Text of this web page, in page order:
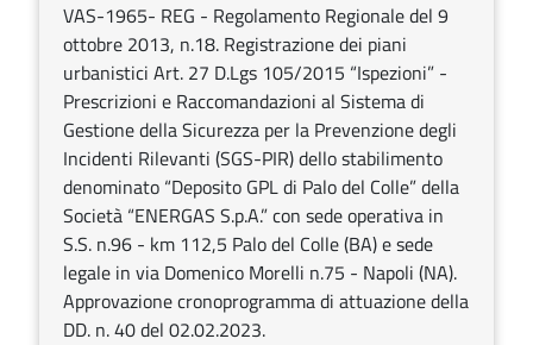
VAS-1965- REG - Regolamento Regionale del 9
ottobre 2013, n.18. Registrazione dei piani
urbanistici Art. 27 D.Lgs 105/2015 “Ispezioni” -
Prescrizioni e Raccomandazioni al Sistema di
Gestione della Sicurezza per la Prevenzione degli
Incidenti Rilevanti (SGS-PIR) dello stabilimento
denominato “Deposito GPL di Palo del Colle” della
Società “ENERGAS S.p.A.” con sede operativa in
S.S. n.96 - km 112,5 Palo del Colle (BA) e sede
legale in via Domenico Morelli n.75 - Napoli (NA).
Approvazione cronoprogramma di attuazione della
DD. n. 40 del 02.02.2023.